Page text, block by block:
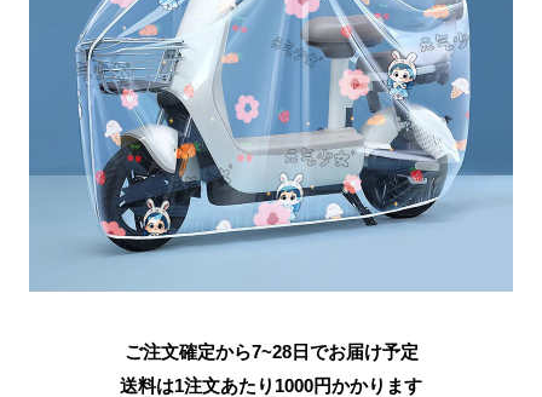
ご注文確定から7~28日でお届け予定
送料は1注文あたり 1000円かかります